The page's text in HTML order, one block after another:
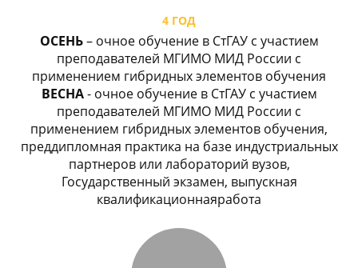
4 ГОД
ОСЕНЬ– очное обучение в СтГАУ с участием
преподавателей МГИМО МИД России с
применением гибридных элементов обучения
ВЕСНА- очное обучение в СтГАУ с участием
преподавателей МГИМО МИД России с
применением гибридных элементов обучения,
преддипломная практика на базе индустриальных
партнеров или лабораторий вузов,
Государственный экзамен, выпускная
квалификационнаяработа